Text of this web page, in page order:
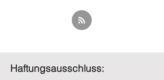
Haftungsausschluss: